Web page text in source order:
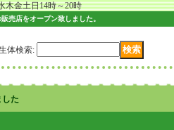
土日14時～20時
売店をオープン致しました。
体検索:
た